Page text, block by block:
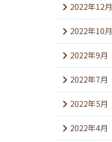
2022年12月
2022年10月
2022年9月
2022年7月
2022年5月
2022年4月